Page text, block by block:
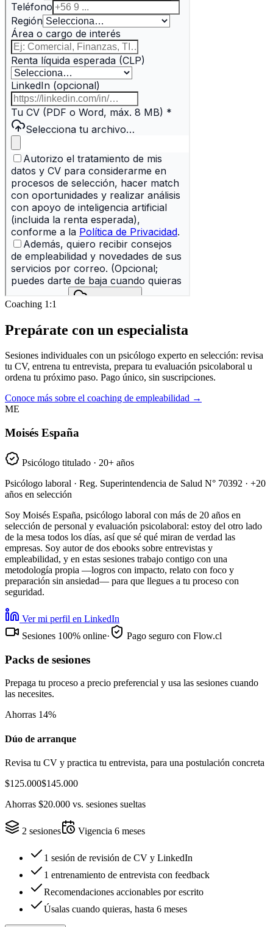
Coaching 1:1
Prepárate con un especialista
Sesiones individuales con un psicólogo experto en selección: revisa
tu CV, entrena tu entrevista, prepara tu evaluación psicolaboral u
ordena tu próximo paso. Pago único, sin suscripciones.
Conoce más sobre el coaching de empleabilidad →
ME
Moisés España
Psicólogo titulado · 20+ años
Psicólogo laboral · Reg. Superintendencia de Salud N° 70392 · +20
años en selección
Soy Moisés España, psicólogo laboral con más de 20 años en
selección de personal y evaluación psicolaboral: estoy del otro lado
de la mesa todos los días, así que sé qué miran de verdad las
empresas. Soy autor de dos ebooks sobre entrevistas y
empleabilidad, y en estas sesiones trabajo contigo con una
metodología propia —logros con impacto, relato con foco y
preparación sin ansiedad— para que llegues a tu proceso con
seguridad.
Ver mi perfil en LinkedIn
Sesiones 100% online· Pago seguro con Flow.cl
Packs de sesiones
Prepaga tu proceso a precio preferencial y usa las sesiones cuando
las necesites.
Ahorras 14%
Dúo de arranque
Revisa tu CV y practica tu entrevista, para una postulación concreta
$125.000$145.000
Ahorras $20.000 vs. sesiones sueltas
2 sesiones Vigencia 6 meses
1 sesión de revisión de CV y LinkedIn
1 entrenamiento de entrevista con feedback
Recomendaciones accionables por escrito
Úsalas cuando quieras, hasta 6 meses